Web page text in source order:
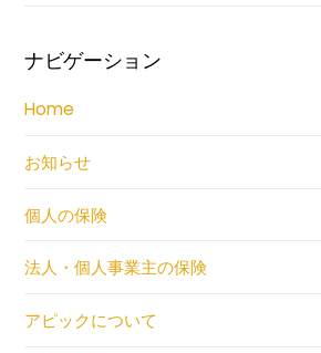
ナビゲーション
Home
お知らせ
個人の保険
法人・個人事業主の保険
アピックについて